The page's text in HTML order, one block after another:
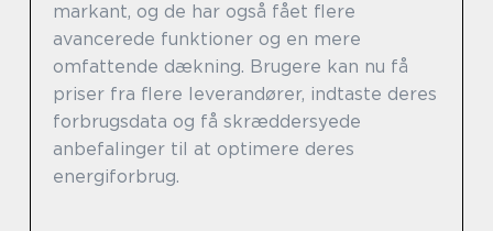
markant, og de har også fået flere
avancerede funktioner og en mere
omfattende dækning. Brugere kan nu få
priser fra flere leverandører, indtaste deres
forbrugsdata og få skræddersyede
anbefalinger til at optimere deres
energiforbrug.